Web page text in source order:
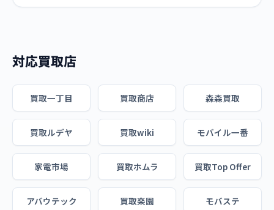
対応買取店
買取一丁目 買取商店 森森買取
買取ルデヤ 買取wiki モバイル一番
家電市場 買取ホムラ 買取Top Offer
アバウテック 買取楽園 モバステ